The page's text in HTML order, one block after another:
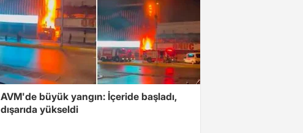
AVM'de büyük yangın: İçeride başladı,
dışarıda yükseldi